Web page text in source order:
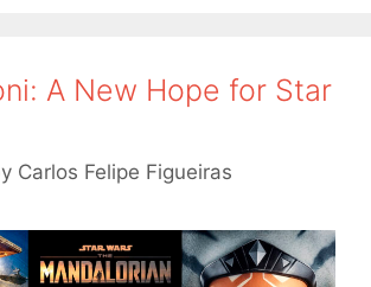
A New Hope for Star
Carlos Felipe Figueiras